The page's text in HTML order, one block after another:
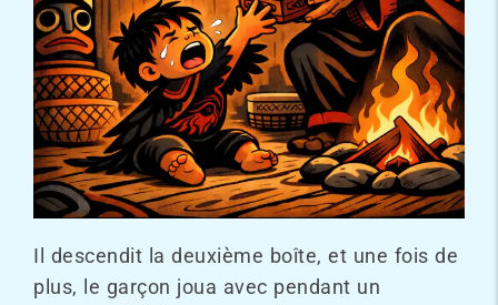
Il descendit la deuxième boîte, et une fois de
plus, le garçon joua avec pendant un